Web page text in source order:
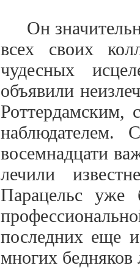
Он
всех своих
чудесных
объявили
Роттердамским,
наблюдателем.
восемнадцати
лечили
Парацельс уже
последних еще
многих бедняков